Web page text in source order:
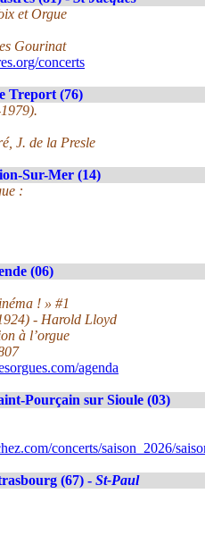
et Orgue
Gourinat
concerts
Treport (76)
J. de la Presle
Sur-Mer (14)
:
(06)
! » #1
- Harold Lloyd
à l’orgue
agenda
Pourçain sur Sioule (03)
concerts/saison_2026/
(67) - St-Paul